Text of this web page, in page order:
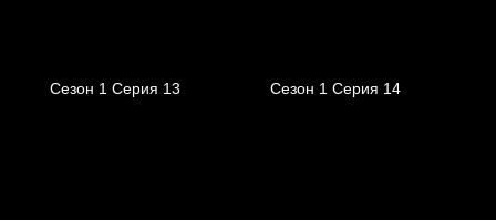
Сезон 1 Серия 13 Сезон 1 Серия 14